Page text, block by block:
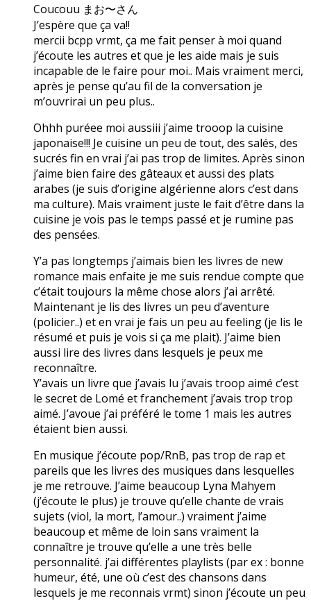
Coucouu まお〜さん
J’espère que ça va!!
mercii bcpp vrmt, ça me fait penser à moi quand
j’écoute les autres et que je les aide mais je suis
incapable de le faire pour moi.. Mais vraiment merci,
après je pense qu’au fil de la conversation je
m’ouvrirai un peu plus..
Ohhh puréee moi aussiii j’aime trooop la cuisine
japonaise!!! Je cuisine un peu de tout, des salés, des
sucrés fin en vrai j’ai pas trop de limites. Après sinon
j’aime bien faire des gâteaux et aussi des plats
arabes (je suis d’origine algérienne alors c’est dans
ma culture). Mais vraiment juste le fait d’être dans la
cuisine je vois pas le temps passé et je rumine pas
des pensées.
Y’a pas longtemps j’aimais bien les livres de new
romance mais enfaite je me suis rendue compte que
c’était toujours la même chose alors j’ai arrêté.
Maintenant je lis des livres un peu d’aventure
(policier..) et en vrai je fais un peu au feeling (je lis le
résumé et puis je vois si ça me plait). J’aime bien
aussi lire des livres dans lesquels je peux me
reconnaître.
Y’avais un livre que j’avais lu j’avais troop aimé c’est
le secret de Lomé et franchement j’avais trop trop
aimé. J’avoue j’ai préféré le tome 1 mais les autres
étaient bien aussi.
En musique j’écoute pop/RnB, pas trop de rap et
pareils que les livres des musiques dans lesquelles
je me retrouve. J’aime beaucoup Lyna Mahyem
(j’écoute le plus) je trouve qu’elle chante de vrais
sujets (viol, la mort, l’amour..) vraiment j’aime
beaucoup et même de loin sans vraiment la
connaître je trouve qu’elle a une très belle
personnalité. j’ai différentes playlists (par ex : bonne
humeur, été, une où c’est des chansons dans
lesquels je me reconnais vrmt) sinon j’écoute un peu